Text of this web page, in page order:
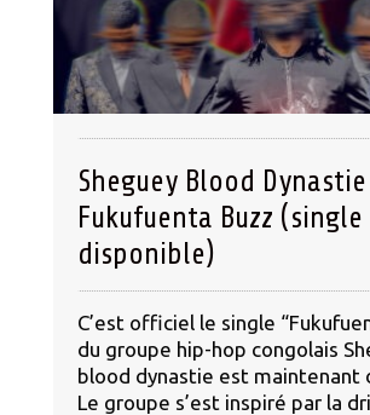
Sheguey Blood
Fukufuenta Buzz (single
disponible)
C’est officiel le single
du groupe hip-hop congolais
blood dynastie est maintenant
Le groupe s’est inspiré par la